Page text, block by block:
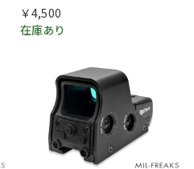
￥4,500
在庫あり